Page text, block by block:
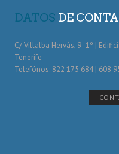
DATOS DE
C/ Villalba Hervás, 9 -1º |
Tenerife
Telefónos: 822 175 684 | 608